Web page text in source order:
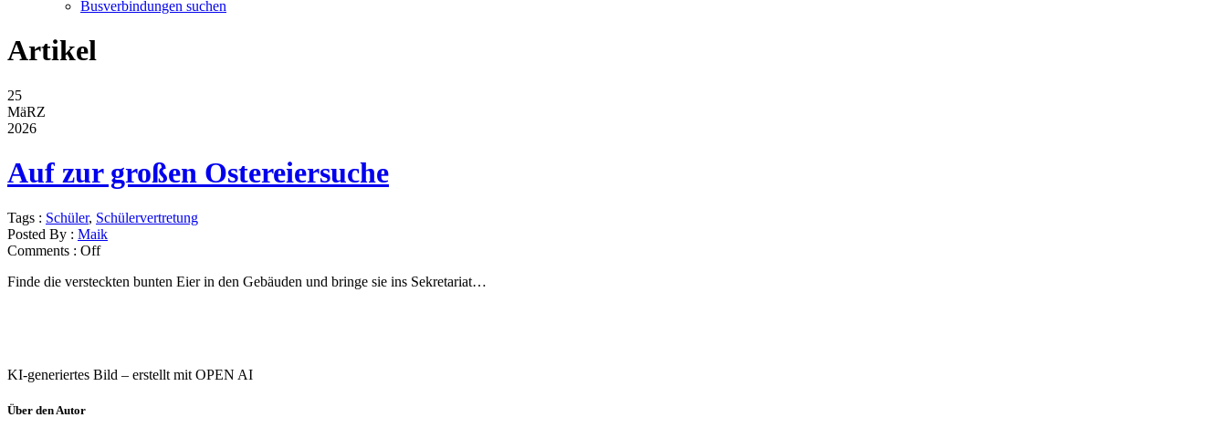
Busverbindungen suchen
Artikel
25
MäRZ
2026
Auf zur großen Ostereiersuche
Tags : Schüler, Schülervertretung
Posted By : Maik
Comments : Off
Finde die versteckten bunten Eier in den Gebäuden und bringe sie ins Sekretariat…
KI-generiertes Bild – erstellt mit OPEN AI
Über den Autor